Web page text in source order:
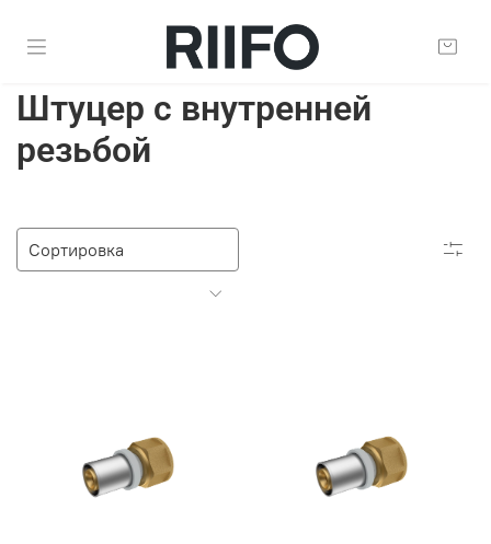
Штуцер с внутренней
резьбой